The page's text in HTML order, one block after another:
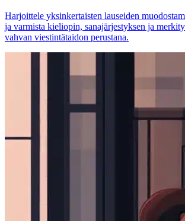
Harjoittele yksinkertaisten lauseiden
ja varmista kieliopin, sanajärjestyksen ja
vahvan viestintätaidon perustana.